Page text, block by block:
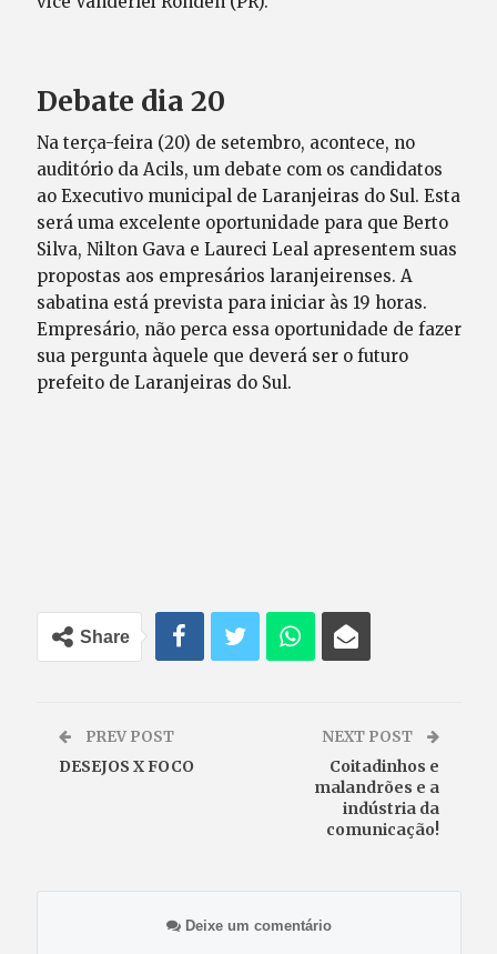
Debate dia 20
Na terça-feira (20) de setembro, acontece, no
auditório da Acils, um debate com os candidatos
ao Executivo municipal de Laranjeiras do Sul. Esta
será uma excelente oportunidade para que Berto
Silva, Nilton Gava e Laureci Leal apresentem suas
propostas aos empresários laranjeirenses. A
sabatina está prevista para iniciar às 19 horas.
Empresário, não perca essa oportunidade de fazer
sua pergunta àquele que deverá ser o futuro
prefeito de Laranjeiras do Sul.
Share
PREV POST
DESEJOS X FOCO
NEXT POST
Coitadinhos e
malandrões e a
indústria da
comunicação!
Deixe um comentário